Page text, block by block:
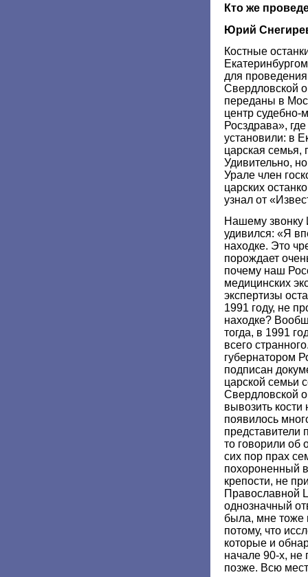
Кто же
Юрий
Костные
для
Свердловской
переданы в
центр судебно-
Росздрава»,
установили: в
царская семья,
Удивительно,
Урале член
царских
узнал от
Нашему звонку
удивился: «Я
находке. Это
порождает
почему наш
медицинских
экспертизы
1991 году, не
находке?
тогда, в 1991
всего
губернатором
подписан
царской семьи
Свердловской
вывозить кости
появилось
представители
то говорили об
сих пор прах
похороненный
крепости, не
Православной
однозначный
была, мне тоже
потому, что
которые и
начале 90-х,
позже. Всю